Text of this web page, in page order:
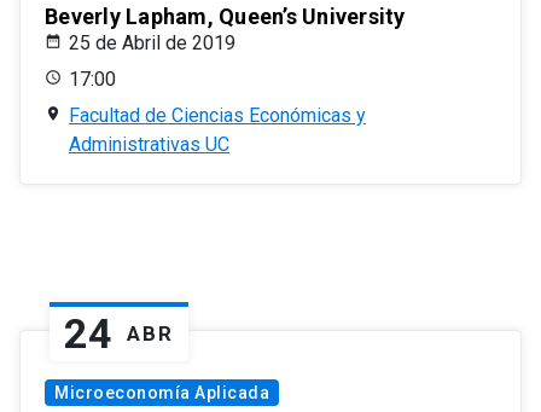
Beverly Lapham, Queen’s University
25 de Abril de 2019
17:00
Facultad de Ciencias Económicas y
Administrativas UC
24 ABR
Microeconomía Aplicada